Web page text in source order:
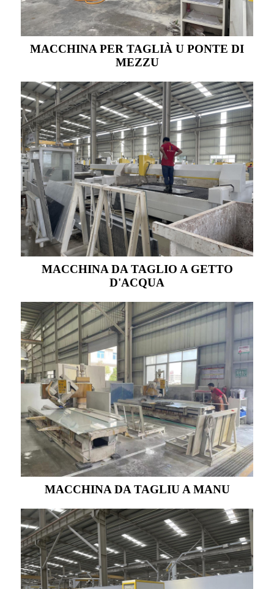
MACCHINA PER TAGLIÀ U PONTE DI
MEZZU
MACCHINA DA TAGLIO A GETTO
D'ACQUA
MACCHINA DA TAGLIU A MANU